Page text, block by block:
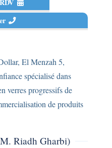
El Menzah 5,
spécialisé dans
verres progressifs de
de produits
Riadh Gharbi)